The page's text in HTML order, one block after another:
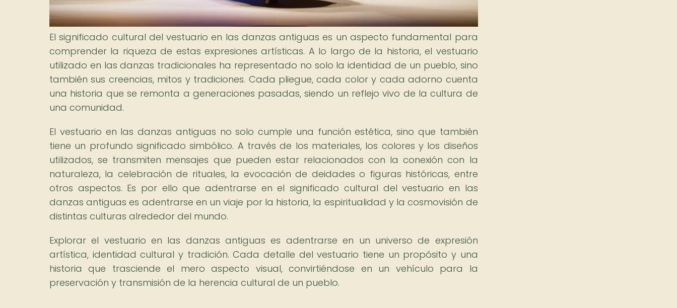
El significado cultural del vestuario en las danzas antiguas es un aspecto fundamental para
comprender la riqueza de estas expresiones artísticas. A lo largo de la historia, el vestuario
utilizado en las danzas tradicionales ha representado no solo la identidad de un pueblo, sino
también sus creencias, mitos y tradiciones. Cada pliegue, cada color y cada adorno cuenta
una historia que se remonta a generaciones pasadas, siendo un reflejo vivo de la cultura de
una comunidad.
El vestuario en las danzas antiguas no solo cumple una función estética, sino que también
tiene un profundo significado simbólico. A través de los materiales, los colores y los diseños
utilizados, se transmiten mensajes que pueden estar relacionados con la conexión con la
naturaleza, la celebración de rituales, la evocación de deidades o figuras históricas, entre
otros aspectos. Es por ello que adentrarse en el significado cultural del vestuario en las
danzas antiguas es adentrarse en un viaje por la historia, la espiritualidad y la cosmovisión de
distintas culturas alrededor del mundo.
Explorar el vestuario en las danzas antiguas es adentrarse en un universo de expresión
artística, identidad cultural y tradición. Cada detalle del vestuario tiene un propósito y una
historia que trasciende el mero aspecto visual, convirtiéndose en un vehículo para la
preservación y transmisión de la herencia cultural de un pueblo.